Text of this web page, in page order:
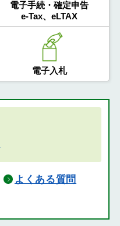
電子手続・確定申告
e-Tax、eLTAX
電子入札
よくある質問